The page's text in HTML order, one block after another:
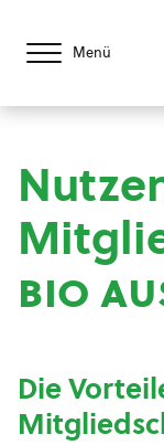
Menü
bio
Die